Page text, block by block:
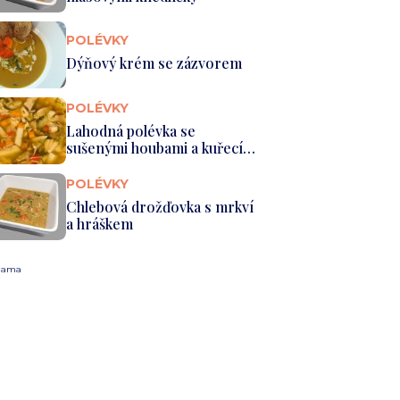
POLÉVKY
Dýňový krém se zázvorem
POLÉVKY
Lahodná polévka se
sušenými houbami a kuřecím
masem
POLÉVKY
Chlebová drožďovka s mrkví
a hráškem